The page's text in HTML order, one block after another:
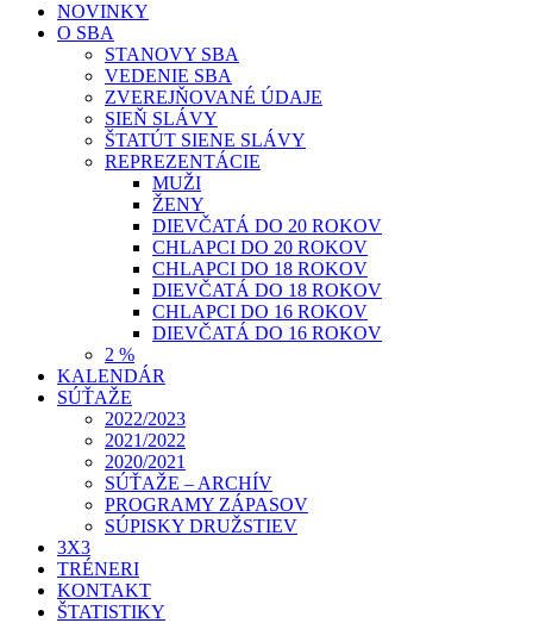
NOVINKY
O SBA
STANOVY SBA
VEDENIE SBA
ZVEREJŇOVANÉ ÚDAJE
SIEŇ SLÁVY
ŠTATÚT SIENE SLÁVY
REPREZENTÁCIE
MUŽI
ŽENY
DIEVČATÁ DO 20 ROKOV
CHLAPCI DO 20 ROKOV
CHLAPCI DO 18 ROKOV
DIEVČATÁ DO 18 ROKOV
CHLAPCI DO 16 ROKOV
DIEVČATÁ DO 16 ROKOV
2 %
KALENDÁR
SÚŤAŽE
2022/2023
2021/2022
2020/2021
SÚŤAŽE – ARCHÍV
PROGRAMY ZÁPASOV
SÚPISKY DRUŽSTIEV
3X3
TRÉNERI
KONTAKT
ŠTATISTIKY